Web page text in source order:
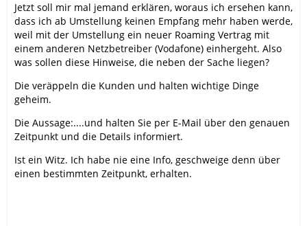
Jetzt soll mir mal jemand erklären, woraus ich ersehen kann,
dass ich ab Umstellung keinen Empfang mehr haben werde,
weil mit der Umstellung ein neuer Roaming Vertrag mit
einem anderen Netzbetreiber (Vodafone) einhergeht. Also
was sollen diese Hinweise, die neben der Sache liegen?
Die veräppeln die Kunden und halten wichtige Dinge
geheim.
Die Aussage:....und halten Sie per E-Mail über den genauen
Zeitpunkt und die Details informiert.
Ist ein Witz. Ich habe nie eine Info, geschweige denn über
einen bestimmten Zeitpunkt, erhalten.